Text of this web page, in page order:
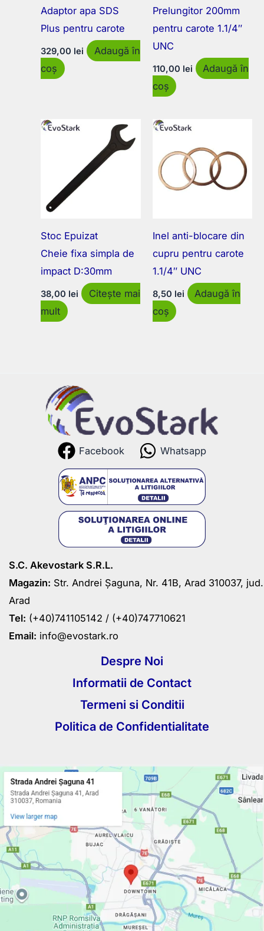
Adaptor apa SDS
Plus pentru carote
329,00 lei
Adaugă în
coș
Prelungitor 200mm
pentru carote 1.1/4″
UNC
110,00 lei
Adaugă în
coș
Stoc Epuizat
Cheie fixa simpla de
impact D:30mm
38,00 lei
Citește mai
mult
Inel anti-blocare din
cupru pentru carote
1.1/4″ UNC
8,50 lei
Adaugă în
coș
Facebook Whatsapp
S.C. Akevostark S.R.L.
Magazin: Str. Andrei Șaguna, Nr. 41B, Arad 310037, jud.
Arad
Tel: (+40)741105142 / (+40)747710621
Email: info@evostark.ro
Despre Noi
Informatii de Contact
Termeni si Conditii
Politica de Confidentialitate